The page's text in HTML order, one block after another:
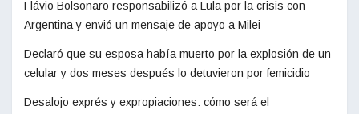
Flávio Bolsonaro responsabilizó a Lula por la crisis con
Argentina y envió un mensaje de apoyo a Milei
Declaró que su esposa había muerto por la explosión de un
celular y dos meses después lo detuvieron por femicidio
Desalojo exprés y expropiaciones: cómo será el